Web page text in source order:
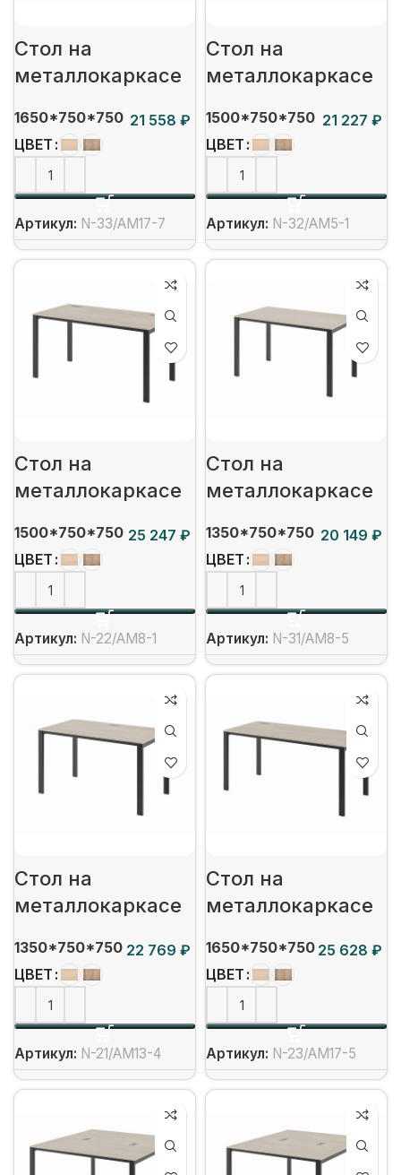
Стол на
металлокаркасе
1650*750*750
₽
ЦВЕТ
Артикул: N-33/АМ17-7
Стол на
металлокаркасе
1500*750*750
₽
ЦВЕТ
Артикул: N-32/АМ5-1
Стол на
металлокаркасе
1500*750*750
₽
ЦВЕТ
Артикул: N-22/АМ8-1
Стол на
металлокаркасе
1350*750*750
₽
ЦВЕТ
Артикул: N-31/АМ8-5
Стол на
металлокаркасе
1350*750*750
₽
ЦВЕТ
Артикул: N-21/АМ13-4
Стол на
металлокаркасе
1650*750*750
₽
ЦВЕТ
Артикул: N-23/АМ17-5